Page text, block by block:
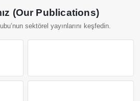
(Our Publications)
sektörel yayınlarını keşfedin.